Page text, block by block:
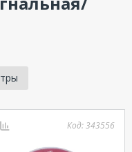
Код:343556